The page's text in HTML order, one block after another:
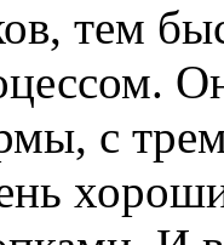
тем
с